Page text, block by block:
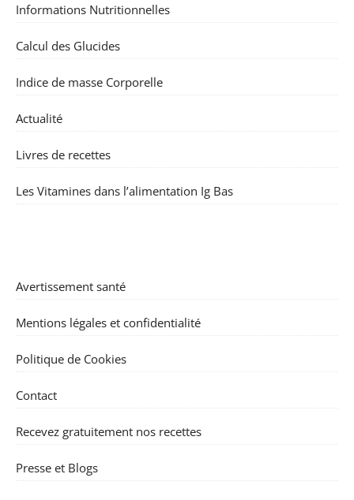
Informations Nutritionnelles
Calcul des Glucides
Indice de masse Corporelle
Actualité
Livres de recettes
Les Vitamines dans l’alimentation Ig Bas
Avertissement santé
Mentions légales et confidentialité
Politique de Cookies
Contact
Recevez gratuitement nos recettes
Presse et Blogs